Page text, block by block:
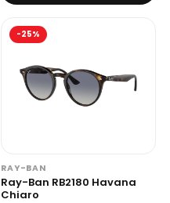
-25%
RAY-BAN
Ray-Ban RB2180 Havana
Chiaro